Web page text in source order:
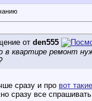
от den555
в квартире ремонт
сразу и про вот такие
сразу все